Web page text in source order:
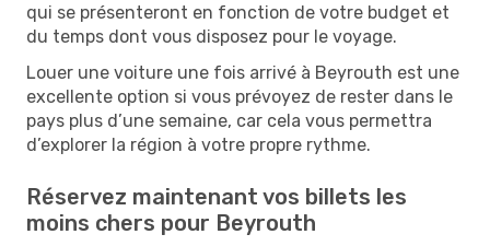
qui se présenteront en fonction de votre budget et
du temps dont vous disposez pour le voyage.
Louer une voiture une fois arrivé à Beyrouth est une
excellente option si vous prévoyez de rester dans le
pays plus d’une semaine, car cela vous permettra
d’explorer la région à votre propre rythme.
Réservez maintenant vos billets les
moins chers pour Beyrouth